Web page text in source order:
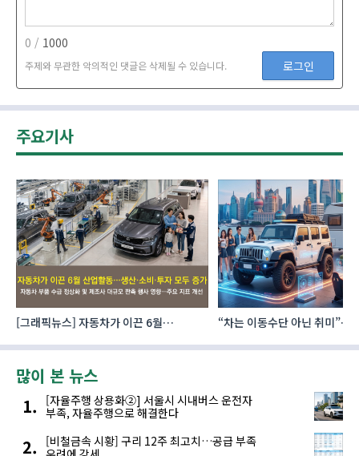
0 / 1000
주제와 무관한 악의적인 댓글은 삭제될 수 있습니다. 로그인
주요기사
[그래픽뉴스] 자동차가 이끈 6월
“차는 이동수단 아닌 취미”…
많이 본 뉴스
[자율주행 상용화②] 서울시 시내버스 운전자
부족, 자율주행으로 해결한다
[비철금속 시황] 구리 12주 최고치…공급 부족